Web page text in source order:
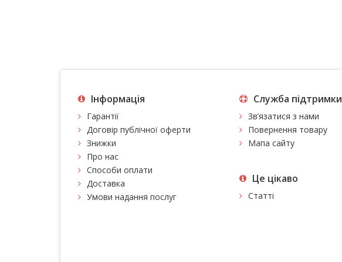
Інформація
Гарантії
Договір публічної оферти
Знижки
Про нас
Способи оплати
Доставка
Умови надання послуг
Служба підтримки
Зв’язатися з нами
Повернення товару
Мапа сайту
Це цiкаво
Статті